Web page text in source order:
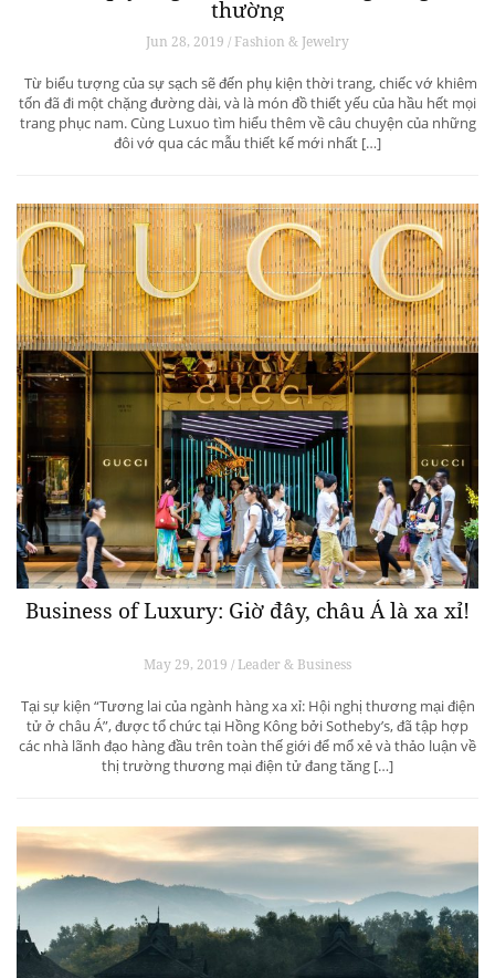
thường
Jun 28, 2019 / Fashion & Jewelry
Từ biểu tượng của sự sạch sẽ đến phụ kiện thời trang, chiếc vớ khiêm
tốn đã đi một chặng đường dài, và là món đồ thiết yếu của hầu hết mọi
trang phục nam. Cùng Luxuo tìm hiểu thêm về câu chuyện của những
đôi vớ qua các mẫu thiết kế mới nhất […]
Business of Luxury: Giờ đây, châu Á là xa xỉ!
May 29, 2019 / Leader & Business
Tại sự kiện “Tương lai của ngành hàng xa xỉ: Hội nghị thương mại điện
tử ở châu Á”, được tổ chức tại Hồng Kông bởi Sotheby’s, đã tập hợp
các nhà lãnh đạo hàng đầu trên toàn thế giới để mổ xẻ và thảo luận về
thị trường thương mại điện tử đang tăng […]